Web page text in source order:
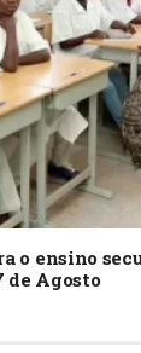
de
o ensino
de Agosto